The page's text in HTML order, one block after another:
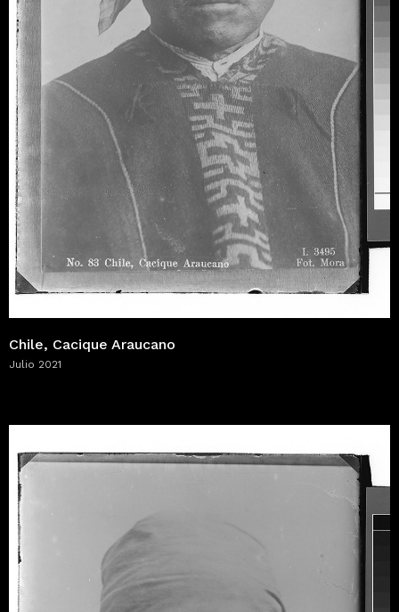
Chile, Cacique Araucano
Julio 2021